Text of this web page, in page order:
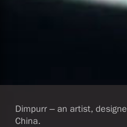
Dimpurr – an artist,
China.